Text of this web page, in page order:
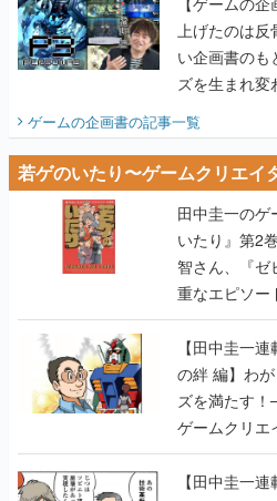
上げたのは反
い企画書のも
ズを生まれ変
ビュー】
ゲームの企画書の記事一覧
若ゲのいたり〜ゲームクリエイ
田中圭一のゲ
いたり』第2
智さん、『ゼ
重なエピソー
【田中圭一連
の絆 編】わ
ズを満たす！
ゲームクリエ
【若ゲのいた
【田中圭一